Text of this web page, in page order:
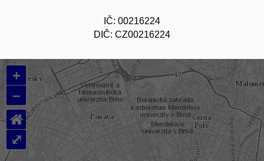
IČ: 00216224
DIČ: CZ00216224
+
–
⌂
⤢